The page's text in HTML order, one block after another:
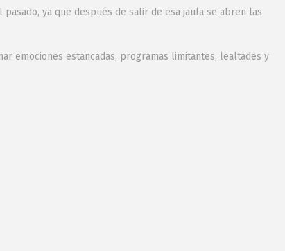
ya que después de salir de esa jaula se abren las
emociones estancadas, programas limitantes, lealtades y